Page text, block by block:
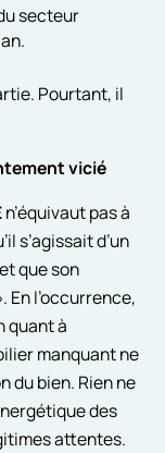
secteur
Pourtant, il
vicié
n’équivaut pas à
s’agissait d’un
que son
l’occurrence,
quant à
manquant ne
du bien. Rien ne
des
attentes.